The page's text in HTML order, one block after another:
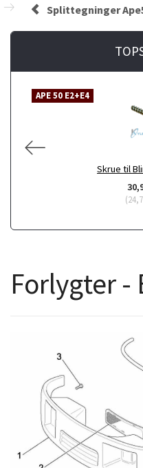
Splittegninger
APE 50 E2+E4
Skrue til
(
Forlygter -